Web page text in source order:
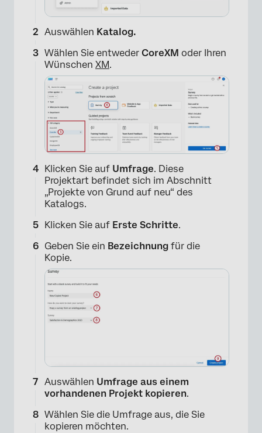
Auswählen Katalog.
Wählen Sie entweder CoreXM oder Ihren
Wünschen XM.
Klicken Sie auf Umfrage. Diese
Projektart befindet sich im Abschnitt
„Projekte von Grund auf neu“ des
Katalogs.
Klicken Sie auf Erste Schritte.
Geben Sie ein Bezeichnung für die
Kopie.
Auswählen Umfrage aus einem
vorhandenen Projekt kopieren.
Wählen Sie die Umfrage aus, die Sie
kopieren möchten.